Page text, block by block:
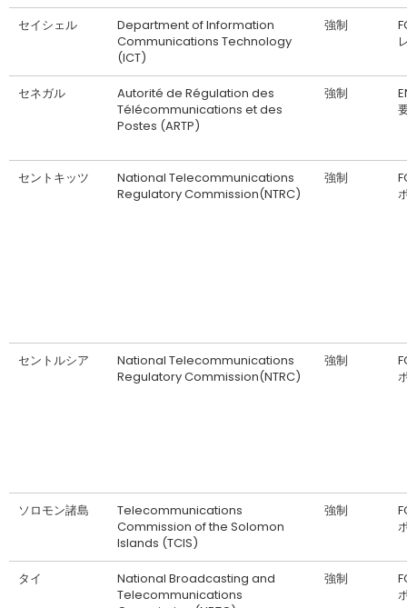
セイシェル
Department of Information
Communications Technology
(ICT)
強制
セネガル
Autorité de Régulation des
Télécommunications et des
Postes (ARTP)
強制
セントキッツ
National Telecommunications
Regulatory Commission(NTRC)
強制
セントルシア
National Telecommunications
Regulatory Commission(NTRC)
強制
ソロモン諸島
Telecommunications
Commission of the Solomon
Islands (TCIS)
強制
タイ
National Broadcasting and
Telecommunications
強制